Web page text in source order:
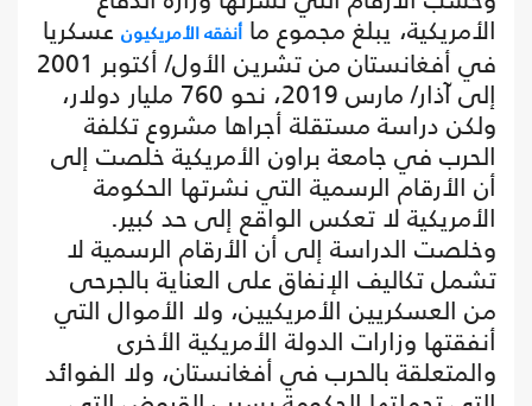
الأمريكية، يبلغ مجموع ما أنفقه الأمريكيون عسكريا
في أفغانستان من تشرين الأول/ أكتوبر 2001
إلى آذار/ مارس 2019، نحو 760 مليار دولار،
ولكن دراسة مستقلة أجراها مشروع تكلفة
الحرب في جامعة براون الأمريكية خلصت إلى
أن الأرقام الرسمية التي نشرتها الحكومة
الأمريكية لا تعكس الواقع إلى حد كبير.
وخلصت الدراسة إلى أن الأرقام الرسمية لا
تشمل تكاليف الإنفاق على العناية بالجرحى
من العسكريين الأمريكيين، ولا الأموال التي
أنفقتها وزارات الدولة الأمريكية الأخرى
والمتعلقة بالحرب في أفغانستان، ولا الفوائد